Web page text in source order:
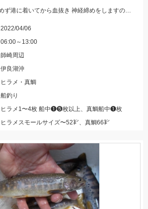
釣ったサカナはすぐに締めず港に着いてから血抜き 神経締めをしますので旨さ 食感が違い過ぎますッ‼︎
2022/04/06
06:00～13:00
師崎周辺
伊良湖沖
ヒラメ・真鯛
船釣り
ヒラメ1〜4枚 船中❶❺枚以上、真鯛船中❶枚
ヒラメスモールサイズ〜52㌢、真鯛66㌢